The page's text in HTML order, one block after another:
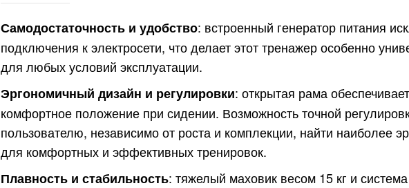
Самодостаточность и удобство: встроенный генератор питания
подключения к электросети, что делает этот тренажер особенно
для любых условий эксплуатации.
Эргономичный дизайн и регулировки: открытая рама
комфортное положение при сидении. Возможность точной
пользователю, независимо от роста и комплекции, найти наиболее
для комфортных и эффективных тренировок.
Плавность и стабильность: тяжелый маховик весом 15 кг и